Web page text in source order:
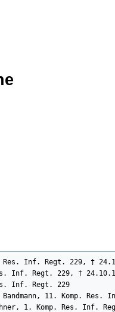
Res. Inf. Regt. 229, †
Inf. Regt. 229, †
Inf. Regt. 229
11. Komp. Res.
1. Komp. Res. Inf.